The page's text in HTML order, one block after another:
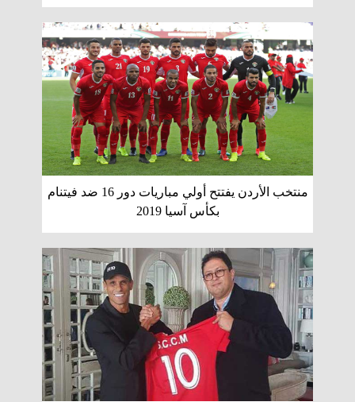
منتخب الأردن يفتتح أولي مباريات دور 16 ضد فيتنام
بكأس آسيا 2019